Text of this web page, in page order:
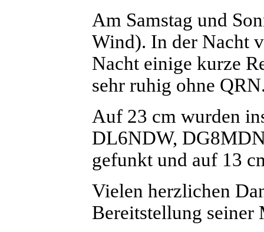
Am Samstag und
Wind). In der Nacht
Nacht einige kurze
sehr ruhig ohne
Auf 23 cm wurden
DL6NDW,
gefunkt und auf 13
Vielen herzlichen
Bereitstellung